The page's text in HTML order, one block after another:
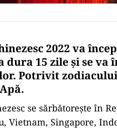
2022 va
dura 15 zile și se va
Potrivit zodiacului
se sărbătorește în
Vietnam, Singapore,